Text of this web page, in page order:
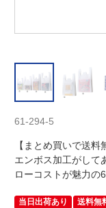
61-294-5
【まとめ買いで送
エンボス加工がして
ローコストが魅力の6
当日出荷あり 送料無